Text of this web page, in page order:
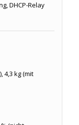
DHCP-Relay
4,3 kg (mit